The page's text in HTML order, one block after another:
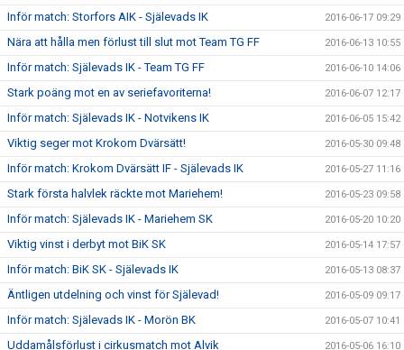
Inför match: Storfors AIK - Själevads IK 2016-06-17 09:29
Nära att hålla men förlust till slut mot Team TG FF 2016-06-13 10:55
Inför match: Själevads IK - Team TG FF 2016-06-10 14:06
Stark poäng mot en av seriefavoriterna! 2016-06-07 12:17
Inför match: Själevads IK - Notvikens IK 2016-06-05 15:42
Viktig seger mot Krokom Dvärsätt! 2016-05-30 09:48
Inför match: Krokom Dvärsätt IF - Själevads IK 2016-05-27 11:16
Stark första halvlek räckte mot Mariehem! 2016-05-23 09:58
Inför match: Själevads IK - Mariehem SK 2016-05-20 10:20
Viktig vinst i derbyt mot BiK SK 2016-05-14 17:57
Inför match: BiK SK - Själevads IK 2016-05-13 08:37
Äntligen utdelning och vinst för Själevad! 2016-05-09 09:17
Inför match: Själevads IK - Morön BK 2016-05-07 10:41
Uddamålsförlust i cirkusmatch mot Alvik 2016-05-06 16:10